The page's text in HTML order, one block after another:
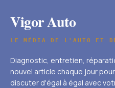
Vigor Auto
LE MÉDIA DE L'AUTO ET
Diagnostic, entretien,
nouvel article chaque jour
discuter d'égal à égal avec